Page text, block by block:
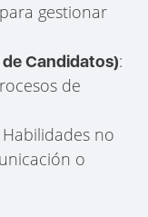
gestionar
Candidatos):
de
Habilidades no
o